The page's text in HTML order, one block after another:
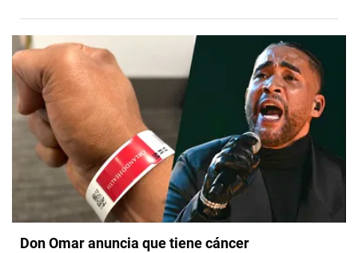
Don Omar anuncia que tiene cáncer